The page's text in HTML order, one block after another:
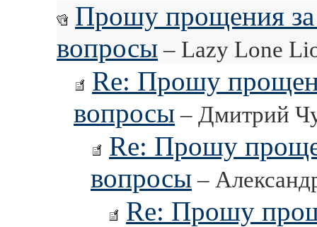
Прошу прощения
вопросы– Lazy Lone
Re: Прошу
вопросы– Дмитрий
Re: Прошу
вопросы–
Re: Прошу